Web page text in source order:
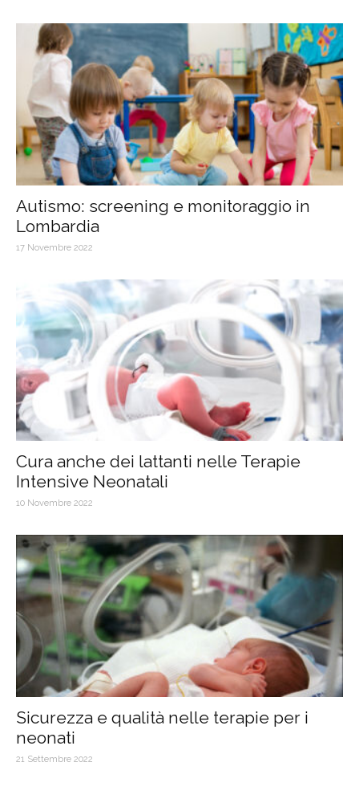
Autismo: screening e monitoraggio in
Lombardia
17 Novembre 2022
Cura anche dei lattanti nelle Terapie
Intensive Neonatali
10 Novembre 2022
Sicurezza e qualità nelle terapie per i
neonati
21 Settembre 2022